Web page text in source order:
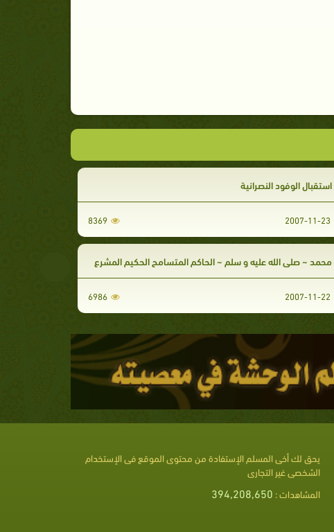
استقبال الوفود النصرانية
2007-11-23
8369
محمد ~ صلى الله عليه و سلم ~ الحاكم المتسامح الحكيم المشرع
6986
يحق لك أخى المسلم الإستفادة من محتوى الموقع فى الإستخدام
الشخصى غير التجارى
المشاهدات : 394,208,650